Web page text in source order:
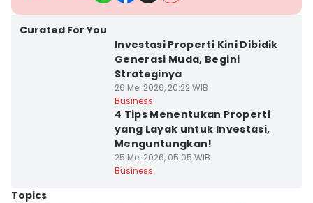
Curated For You
Investasi Properti Kini Dibidik
Generasi Muda, Begini
Strateginya
26 Mei 2026, 20:22 WIB
Business
4 Tips Menentukan Properti
yang Layak untuk Investasi,
Menguntungkan!
25 Mei 2026, 05:05 WIB
Business
Topics